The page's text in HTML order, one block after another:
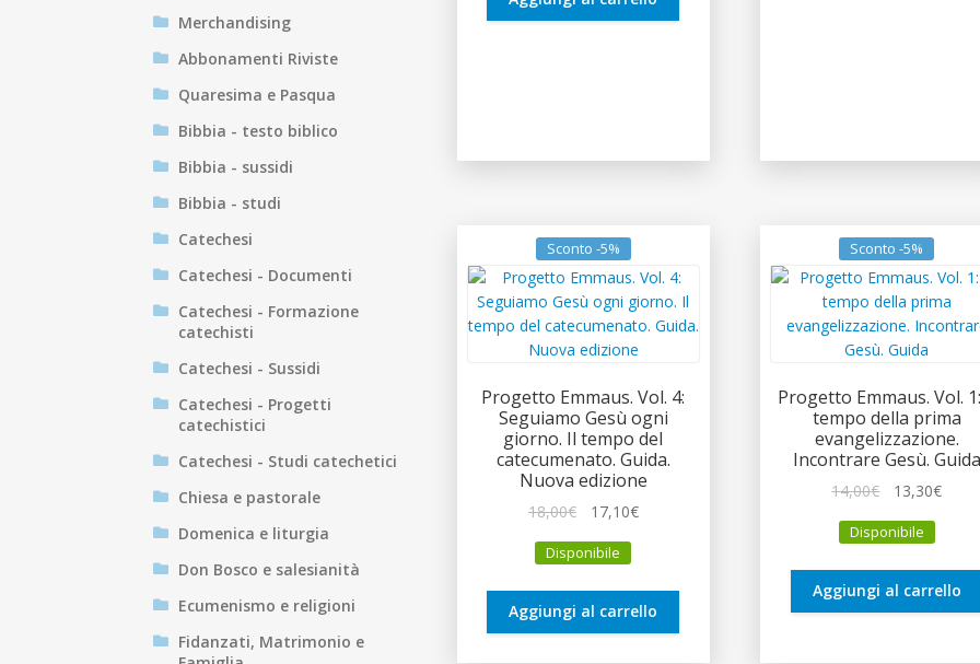
Sconto -5%
Progetto Emmaus. Vol. 4:
Seguiamo Gesù ogni
giorno. Il tempo del
catecumenato. Guida.
Nuova edizione
18,00€
originale
18,00€.
17,10€Il
17,10€.
Disponibile
Aggiungi al carrello
Sconto -5%
Progetto Emmaus. Vol.
tempo della prima
evangelizzazione.
Incontrare Gesù. Guida
14,00€
originale
14,00€.
13,30€Il
Disponibile
Aggiungi al carrello
Merchandising
Abbonamenti Riviste
Quaresima e Pasqua
Bibbia - testo biblico
Bibbia - sussidi
Bibbia - studi
Catechesi
Catechesi - Documenti
Catechesi - Formazione
catechisti
Catechesi - Sussidi
Catechesi - Progetti
catechistici
Catechesi - Studi catechetici
Chiesa e pastorale
Domenica e liturgia
Don Bosco e salesianità
Ecumenismo e religioni
Fidanzati, Matrimonio e